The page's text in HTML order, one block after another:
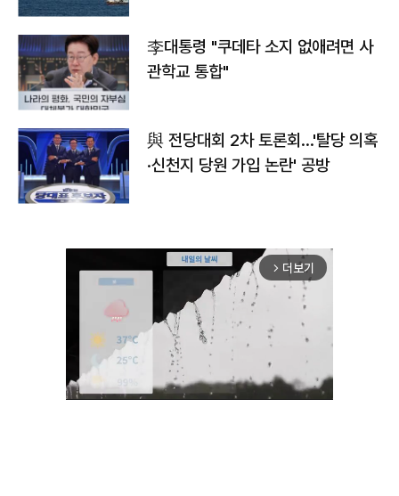
李대통령 "쿠데타 소지 없애려면 사
관학교 통합"
與 전당대회 2차 토론회…'탈당 의혹
·신천지 당원 가입 논란' 공방
arrow_forward_ios 더보기